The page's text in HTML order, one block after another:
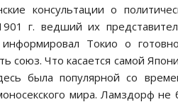
консультации о
г. ведший их
Токио о
союз. Что касается самой
была популярной со
мира. Ламздорф не